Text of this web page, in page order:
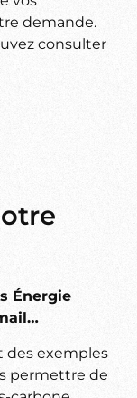
demande.
consulter
Énergie
des exemples
permettre de